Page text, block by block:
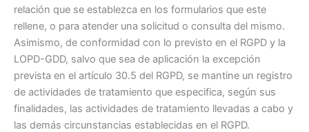
relación que se establezca en los formularios que este
rellene, o para atender una solicitud o consulta del mismo.
Asimismo, de conformidad con lo previsto en el RGPD y la
LOPD-GDD, salvo que sea de aplicación la excepción
prevista en el artículo 30.5 del RGPD, se mantine un registro
de actividades de tratamiento que especifica, según sus
finalidades, las actividades de tratamiento llevadas a cabo y
las demás circunstancias establecidas en el RGPD.